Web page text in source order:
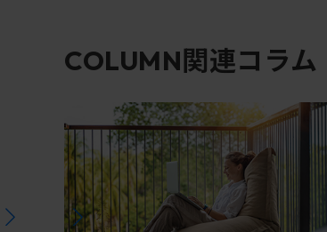
COLUMN関連コラム